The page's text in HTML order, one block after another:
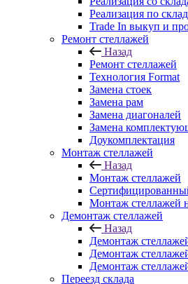
Реализация по
Trade In выкуп и
Ремонт стеллажей
Назад
Ремонт стеллажей
Технология Format
Замена стоек
Замена рам
Замена диагоналей
Замена
Доукомплектация
Монтаж стеллажей
Назад
Монтаж стеллажей
Монтаж стеллажей
Демонтаж стеллажей
Назад
Демонтаж
Демонтаж
Демонтаж
Переезд склада